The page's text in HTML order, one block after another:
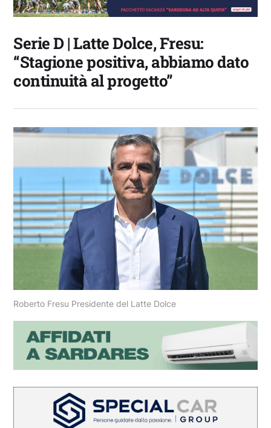
Serie D | Latte Dolce, Fresu:
“Stagione positiva, abbiamo dato
continuità al progetto”
Roberto Fresu Presidente del Latte Dolce